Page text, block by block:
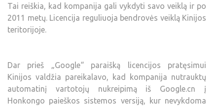
Tai reiškia, kad kompanija gali vykdyti savo veiklą ir po
2011 metų. Licencija reguliuoja bendrovės veiklą Kinijos
teritorijoje.
Dar prieš „Google“ paraišką licencijos pratęsimui
Kinijos valdžia pareikalavo, kad kompanija nutrauktų
automatinį vartotojų nukreipimą iš Google.cn į
Honkongo paieškos sistemos versiją, kur nevykdoma